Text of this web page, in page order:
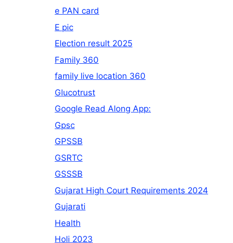
e PAN card
E pic
Election result 2025
Family 360
family live location 360
Glucotrust
Google Read Along App:
Gpsc
GPSSB
GSRTC
GSSSB
Gujarat High Court Requirements 2024
Gujarati
Health
Holi 2023